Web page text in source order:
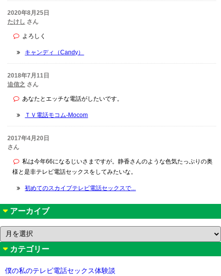
2020年8月25日
たけし さん
よろしく
キャンディ（Candy）
2018年7月11日
迫信之 さん
あなたとエッチな電話がしたいです。
ＴＶ電話モコム-Mocom
2017年4月20日
さん
私は今年66になるじいさまですが。静香さんのような色気たっぷりの奥
様と是非テレビ電話セックスをしてみたいな。
初めてのスカイプテレビ電話セックスで...
アーカイブ
ー
カ
ブ
カテゴリー
僕の私のテレビ電話セックス体験談